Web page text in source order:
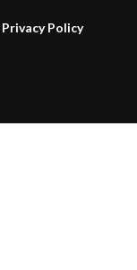
Privacy Policy